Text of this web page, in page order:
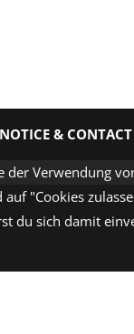
& CONTACT
Verwendung
"Cookies
du sich damit